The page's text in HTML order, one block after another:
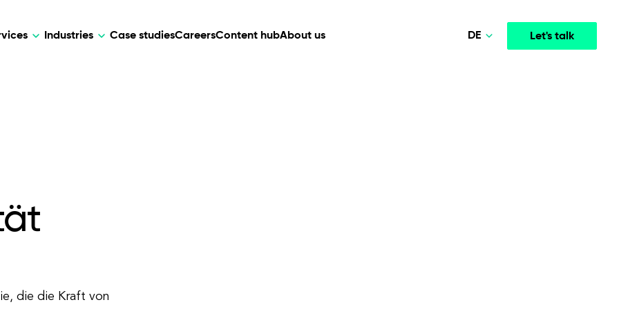
Industries Case studiesCareersContent hubAbout us Let's talk
DE
die die Kraft von